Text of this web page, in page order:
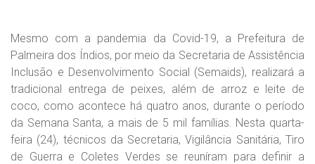
Mesmo com a pandemia da Covid-19, a Prefeitura de
Palmeira dos Índios, por meio da Secretaria de Assistência
Inclusão e Desenvolvimento Social (Semaids), realizará a
tradicional entrega de peixes, além de arroz e leite de
coco, como acontece há quatro anos, durante o período
da Semana Santa, a mais de 5 mil famílias. Nesta quarta-
feira (24), técnicos da Secretaria, Vigilância Sanitária, Tiro
de Guerra e Coletes Verdes se reuníram para definir a